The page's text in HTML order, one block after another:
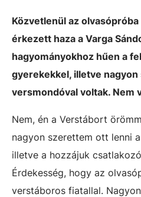
Közvetlenül az
érkezett haza a Varga
hagyományokhoz hűen a
gyerekekkel, illetve
versmondóval voltak. Nem
Nem, én a Verstábort
nagyon szerettem ott lenni
illetve a hozzájuk
Érdekesség, hogy az
verstáboros fiatallal.